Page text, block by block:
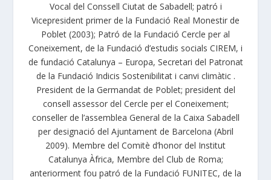
Vocal del Conssell Ciutat de Sabadell; patró i
Vicepresident primer de la Fundació Real Monestir de
Poblet (2003); Patró de la Fundació Cercle per al
Coneixement, de la Fundació d’estudis socials CIREM, i
de fundació Catalunya – Europa, Secretari del Patronat
de la Fundació Indicis Sostenibilitat i canvi climàtic .
President de la Germandat de Poblet; president del
consell assessor del Cercle per el Coneixement;
conseller de l’assemblea General de la Caixa Sabadell
per designació del Ajuntament de Barcelona (Abril
2009). Membre del Comitè d’honor del Institut
Catalunya Àfrica, Membre del Club de Roma;
anteriorment fou patró de la Fundació FUNITEC, de la